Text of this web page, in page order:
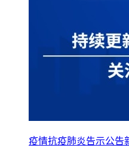
疫情抗疫肺炎告示公告